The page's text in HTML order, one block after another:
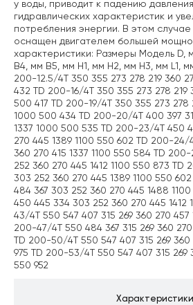
Характеристики
у воды, приводит к падению
гидравлических характеристик и
потребления энергии. В этом
оснащен двигателем большей
характеристики: Размеры Модель D,
B4, мм B5, мм H1, мм H2, мм H3, мм L1,
200-12.5/4Т 350 355 273 278 219 360
432 TD 200-16/4Т 350 355 273 278 219
500 417 TD 200-19/4Т 350 355 273 278
1000 500 434 TD 200-20/4Т 400 397
1337 1000 500 535 TD 200-23/4Т 450
270 445 1389 1100 550 602 TD 200-24/
360 270 415 1337 1100 550 584 TD
252 360 270 445 1412 1100 550 873
303 252 360 270 445 1389 1100 550
484 367 303 252 360 270 445 1488
450 445 334 303 252 360 270 445 1412
43/4Т 550 547 407 315 269 360 270 457
200-47/4Т 550 484 367 315 269 360
TD 200-50/4Т 550 547 407 315 269 360
975 TD 200-53/4Т 550 547 407 315 269
550 952